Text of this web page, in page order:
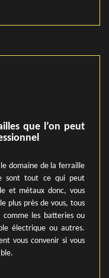
que l’on peut
le domaine de la ferraille
sont tout ce qui peut
et métaux donc, vous
plus près de vous, tous
les batteries ou
électrique ou autres.
vous convenir si vous